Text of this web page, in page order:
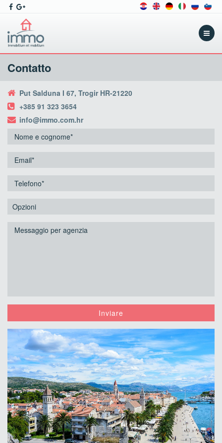
Menu
Contatto
Put Salduna I 67, Trogir HR-21220
+385 91 323 3654
info@immo.com.hr
Inviare